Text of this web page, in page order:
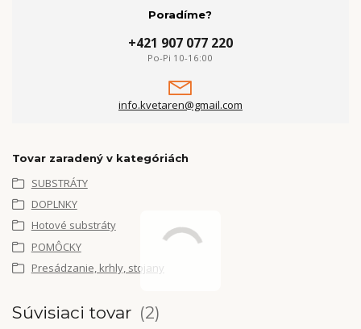
Poradíme?
+421 907 077 220
Po-Pi 10-16:00
info.kvetaren@gmail.com
Tovar zaradený v kategóriách
SUBSTRÁTY
DOPLNKY
Hotové substráty
POMÔCKY
Presádzanie, krhly, stojany
Súvisiaci tovar 2